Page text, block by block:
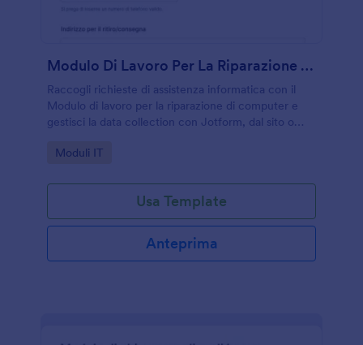
Modulo Di Lavoro Per La Riparazione Di Computer
Raccogli richieste di assistenza informatica con il
Modulo di lavoro per la riparazione di computer e
gestisci la data collection con Jotform, dal sito o
informatici.
Go to Category:
Moduli IT
Usa Template
Anteprima